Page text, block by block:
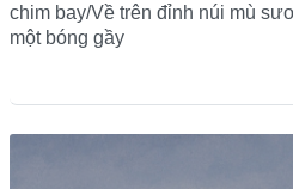
chim bay/Về trên đỉnh núi mù
một bóng gầy